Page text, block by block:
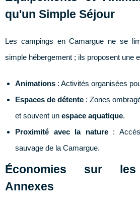
qu'un Simple Séjour
Les campings en Camargue ne se
simple hébergement ; ils proposent une
Animations : Activités organisées
Espaces de détente : Zones
et souvent un espace aquatique.
Proximité avec la nature: Accès
sauvage de la Camargue.
Économies sur les
Annexes